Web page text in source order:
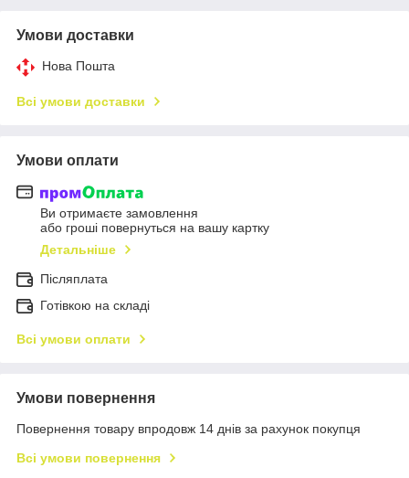
Умови доставки
Нова Пошта
Всі умови доставки
Умови оплати
Ви отримаєте замовлення
або гроші повернуться на вашу картку
Детальніше
Післяплата
Готівкою на складі
Всі умови оплати
Умови повернення
Повернення товару впродовж 14 днів за рахунок покупця
Всі умови повернення